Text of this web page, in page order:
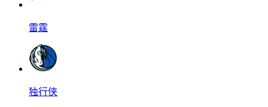
雷霆
独行侠